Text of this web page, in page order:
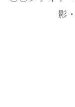
影